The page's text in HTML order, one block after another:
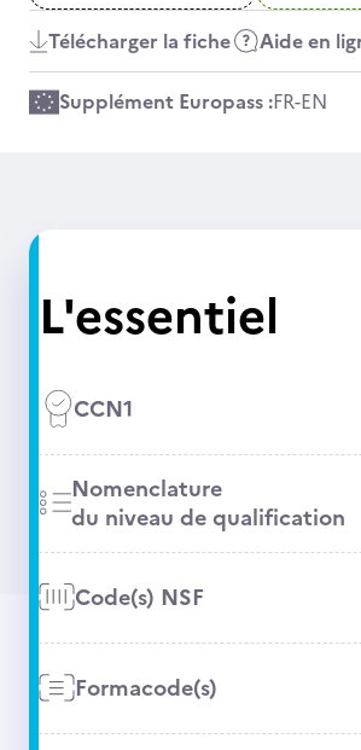
Télécharger la fiche Aide en
Supplément Europass :FR-EN
L'essentiel
CCN1
Nomenclature
du niveau de qualification
Code(s) NSF
Formacode(s)